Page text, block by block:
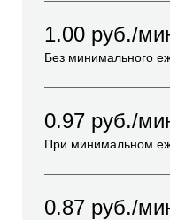
1.00 руб./
Без минимального
0.97 руб./
При минимальном
0.87 руб./